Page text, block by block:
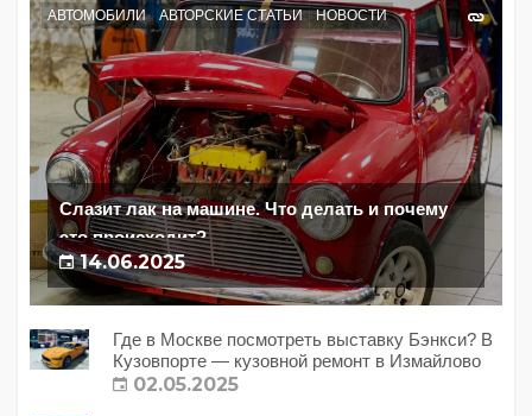
АВТОМОБИЛИ АВТОРСКИЕ СТАТЬИ НОВОСТИ
Слазит лак на машине. Что делать и почему
это происходит?
14.06.2025
Где в Москве посмотреть выставку Бэнкси? В
Кузовпорте — кузовной ремонт в Измайлово
02.05.2025